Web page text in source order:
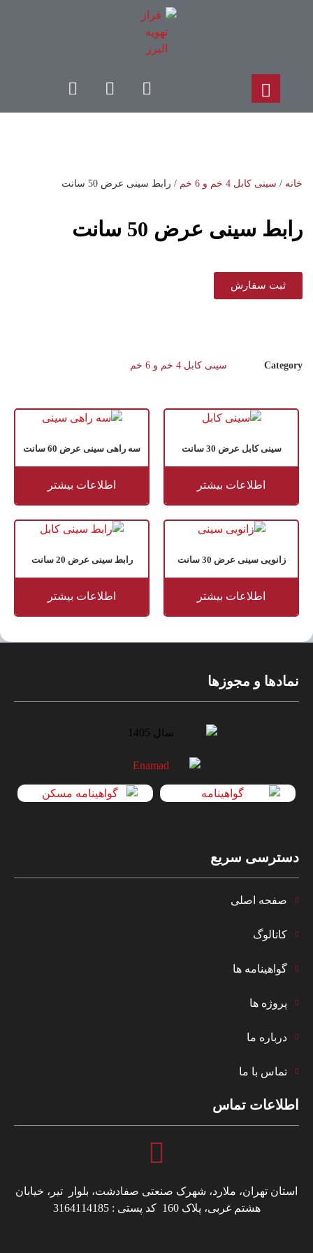
خانه / سینی کابل 4 خم و 6 خم / رابط سینی عرض 50 سانت
رابط سینی عرض 50 سانت
ثبت سفارش
Category سینی کابل 4 خم و 6 خم
سینی کابل عرض 30 سانت
اطلاعات بیشتر
سه راهی سینی عرض 60 سانت
اطلاعات بیشتر
زانویی سینی عرض 30 سانت
اطلاعات بیشتر
رابط سینی عرض 20 سانت
اطلاعات بیشتر
نمادها و مجوزها
دسترسی سریع
صفحه اصلی
کاتالوگ
گواهینامه ها
پروژه ها
درباره ما
تماس با ما
اطلاعات تماس
استان تهران، ملارد، شهرک صنعتی صفادشت، بلوار تیر، خیابان
هشتم غربی، پلاک 160 کد پستی : 3164114185